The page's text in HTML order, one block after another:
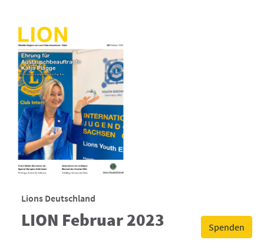
Spenden
Lions Deutschland
LION Februar 2023